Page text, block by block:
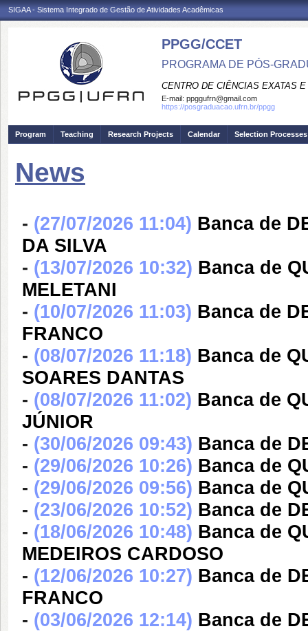
SIGAA - Sistema Integrado de Gestão de Atividades Acadêmicas
PPGG/CCET
PROGRAMA DE PÓS-
CENTRO DE CIÊNCIAS EXATAS
E-mail: ppggufrn@gmail.com
https://posgraduacao.ufrn.br/ppgg
Program Teaching Research Projects Calendar Selection Processes
News
- (27/07/2026 11:04) Banca de
DA SILVA
- (13/07/2026 10:32) Banca de
MELETANI
- (10/07/2026 11:03) Banca de
FRANCO
- (08/07/2026 11:18) Banca de
SOARES DANTAS
- (08/07/2026 11:02) Banca de
JÚNIOR
- (30/06/2026 09:43) Banca de
- (29/06/2026 10:26) Banca de
- (29/06/2026 09:56) Banca de
- (23/06/2026 10:52) Banca de
- (18/06/2026 10:48) Banca de
MEDEIROS CARDOSO
- (12/06/2026 10:27) Banca de
FRANCO
- (03/06/2026 12:14) Banca de